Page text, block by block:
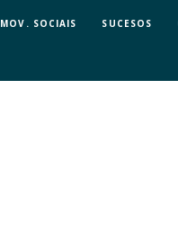
MOV. SOCIAIS SUCESOS